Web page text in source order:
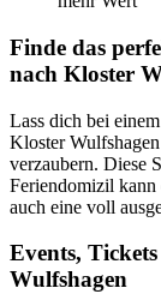
Finde das
nach Kloster
Lass dich bei
Kloster
verzaubern. Diese
Feriendomizil kann
auch eine voll
Events,
Wulfshagen